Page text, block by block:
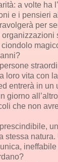
a volte ha
e i pensieri
per
ciondolo
loro vita con
entrerà in un
giorno
che non
stessa